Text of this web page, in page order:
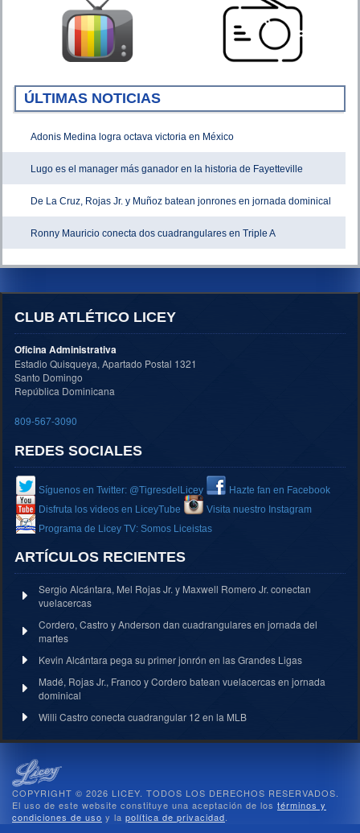
ÚLTIMAS NOTICIAS
Adonis Medina logra octava victoria en México
Lugo es el manager más ganador en la historia de Fayetteville
De La Cruz, Rojas Jr. y Muñoz batean jonrones en jornada dominical
Ronny Mauricio conecta dos cuadrangulares en Triple A
CLUB ATLÉTICO LICEY
Oficina Administrativa
Estadio Quisqueya, Apartado Postal 1321
Santo Domingo
República Dominicana
809-567-3090
REDES SOCIALES
Síguenos en Twitter: @TigresdelLicey
Hazte fan en Facebook
Disfruta los videos en LiceyTube
Visita nuestro Instagram
Programa de Licey TV: Somos Liceistas
ARTÍCULOS RECIENTES
Sergio Alcántara, Mel Rojas Jr. y Maxwell Romero Jr. conectan
vuelacercas
Cordero, Castro y Anderson dan cuadrangulares en jornada del
martes
Kevin Alcántara pega su primer jonrón en las Grandes Ligas
Madé, Rojas Jr., Franco y Cordero batean vuelacercas en jornada
dominical
Willi Castro conecta cuadrangular 12 en la MLB
COPYRIGHT © 2026 LICEY. TODOS LOS DERECHOS RESERVADOS.
El uso de este website constituye una aceptación de los términos y
condiciones de uso y la política de privacidad